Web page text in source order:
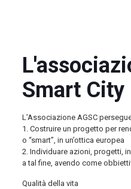
Smart City
L’Associazione AGSC
1. Costruire un progetto per
o “smart”, in un’ottica europea
2. Individuare azioni, progetti,
a tal fine, avendo come
Qualità della vita